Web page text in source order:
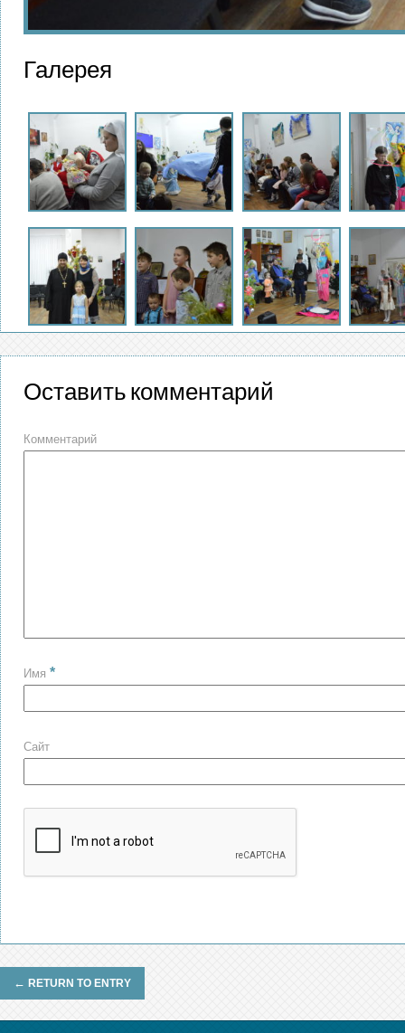
Галерея
Оставить комментарий
Комментарий
Имя *
Сайт
← RETURN TO ENTRY